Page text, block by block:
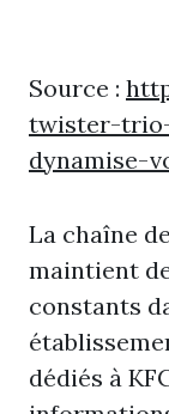
Source :
twister-
dynamise-
La chaîne
maintient
constants
dédiés à